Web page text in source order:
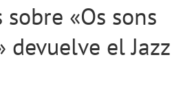
sobre «Os sons
devuelve el Jazz